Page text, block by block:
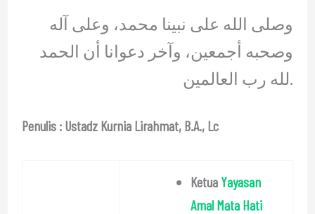
وصلى الله على نبينا محمد، وعلى آله
وصحبه أجمعين، وآخر دعوانا أن الحمد
لله رب العالمين.
Penulis : Ustadz Kurnia Lirahmat, B.A., Lc
Ketua Yayasan
Amal Mata Hati